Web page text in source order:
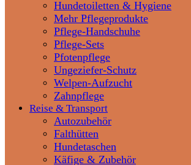
Hundetoiletten & Hygiene
Mehr Pflegeprodukte
Pflege-Handschuhe
Pflege-Sets
Pfotenpflege
Ungeziefer-Schutz
Welpen-Aufzucht
Zahnpflege
Reise & Transport
Autozubehör
Falthütten
Hundetaschen
Käfige & Zubehör